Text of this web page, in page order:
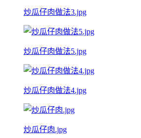
炒瓜仔肉做法3.jpg
炒瓜仔肉做法5.jpg
炒瓜仔肉做法4.jpg
炒瓜仔肉.jpg